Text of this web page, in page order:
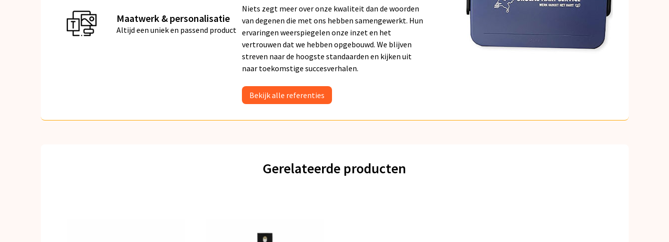
Maatwerk & personalisatie
Altijd een uniek en passend product
Niets zegt meer over onze kwaliteit dan de woorden
van degenen die met ons hebben samengewerkt. Hun
ervaringen weerspiegelen onze inzet en het
vertrouwen dat we hebben opgebouwd. We blijven
streven naar de hoogste standaarden en kijken uit
naar toekomstige succesverhalen.
Bekijk alle referenties
Gerelateerde producten